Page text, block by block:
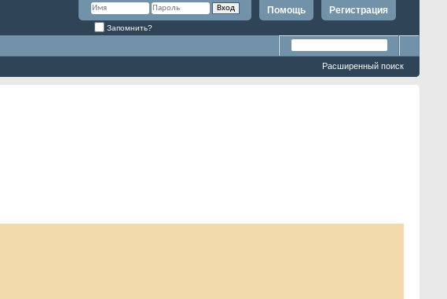
Регистрация
Помощь
Запомнить?
Расширенный поиск